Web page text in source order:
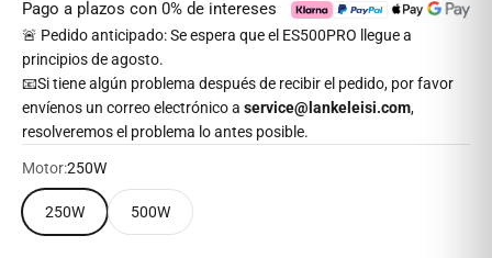
Pago a plazos con 0% de intereses
🚨 Pedido anticipado: Se espera que el ES500PRO llegue a
principios de agosto.
📧Si tiene algún problema después de recibir el pedido, por favor
envíenos un correo electrónico a service@lankeleisi.com,
resolveremos el problema lo antes posible.
Motor:250W
250W 500W